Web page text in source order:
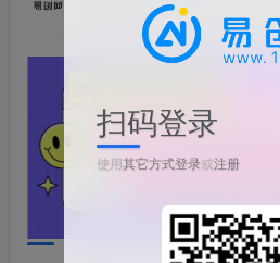
扫码登录
使用其它方式登录或注册